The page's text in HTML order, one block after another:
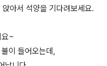
아서 석양을 기다려보세요.
~
이 들어오는데 ,